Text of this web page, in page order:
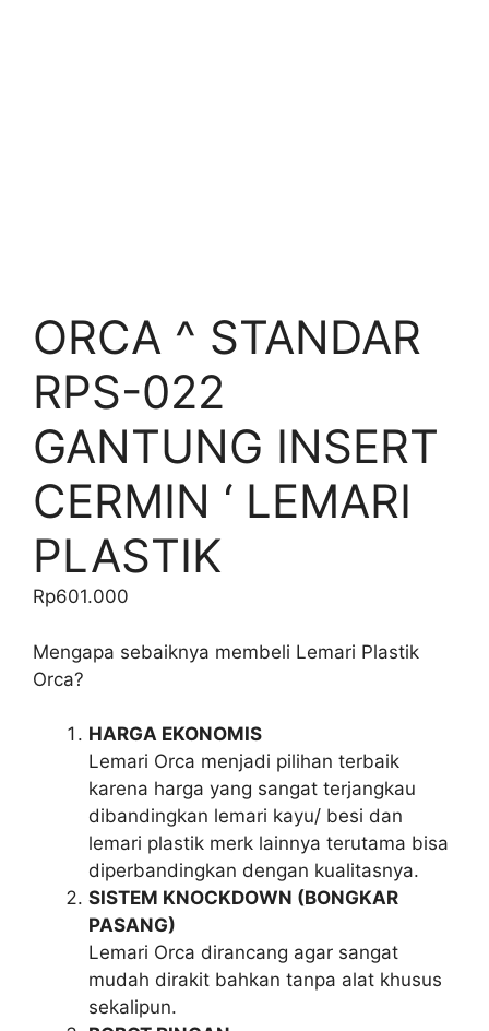
ORCA ^ STANDAR
RPS-022
GANTUNG INSERT
CERMIN ‘ LEMARI
PLASTIK
Rp601.000
Mengapa sebaiknya membeli Lemari Plastik
Orca?
HARGA EKONOMIS
Lemari Orca menjadi pilihan terbaik
karena harga yang sangat terjangkau
dibandingkan lemari kayu/ besi dan
lemari plastik merk lainnya terutama bisa
diperbandingkan dengan kualitasnya.
SISTEM KNOCKDOWN (BONGKAR
PASANG)
Lemari Orca dirancang agar sangat
mudah dirakit bahkan tanpa alat khusus
sekalipun.